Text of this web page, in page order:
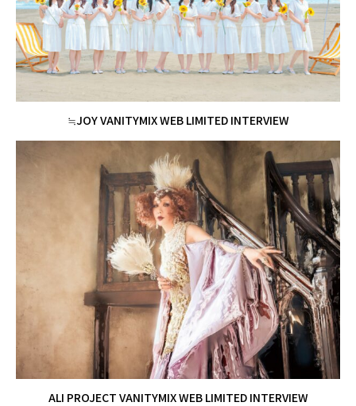
≒JOY VANITYMIX WEB LIMITED INTERVIEW
ALI PROJECT VANITYMIX WEB LIMITED INTERVIEW